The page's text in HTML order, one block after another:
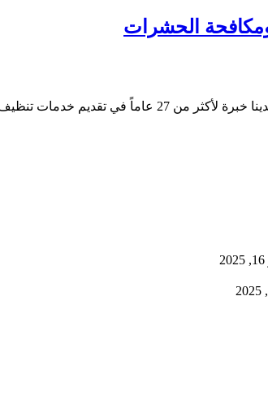
شركة تنظيف كنب بمكة كلين لاين نتميز بأن لدينا خبرة طويلة في تقديم